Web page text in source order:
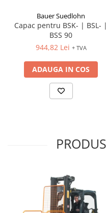
Bauer Suedlohn
Capac pentru BSK- | BSL- |
BSS 90
944,82 Lei + TVA
ADAUGA IN COS